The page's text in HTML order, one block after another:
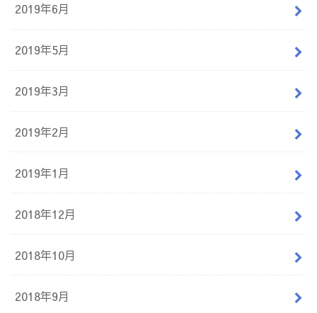
2019年6月
2019年5月
2019年3月
2019年2月
2019年1月
2018年12月
2018年10月
2018年9月